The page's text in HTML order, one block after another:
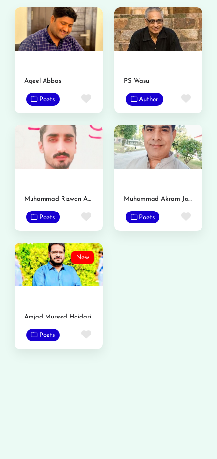
Aqeel Abbas
Poets Favorite
PS Wasu
Author
Muhammad Rizwan Azeem Gondal
Poets Favorite
Muhammad Akram Jazib
Poets
New
Amjad Mureed Haidari
Poets Favorite